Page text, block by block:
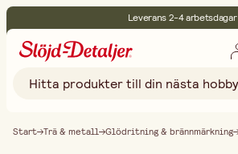
Leverans 2-4 arbetsdagar
Fri frakt vid köp över 499:-
Start Trä & metall Glödritning & brännmärkning